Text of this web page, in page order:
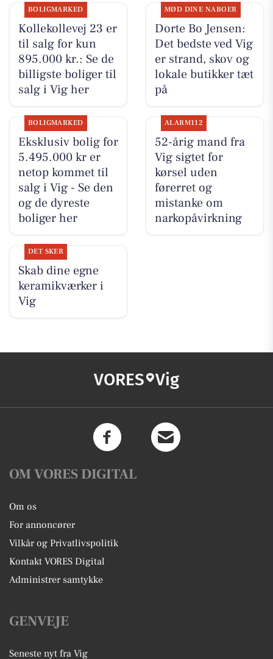
BOLIGMARKED
Kollekollevej 23 er
til salg for kun
895.000 kr.: Se de
billigste boliger til
salg i Vig her
MØD DINE NABOER
Dorte Bo Jensen:
Det bedste ved Vig
er strand, skov og
lokale butikker tæt
på
BOLIGMARKED
Eksklusiv bolig for
5.495.000 kr er
netop kommet til
salg i Vig - Se den
og de dyreste
boliger her
ALARM112
52-årig mand fra
Vig sigtet for
kørsel uden
førerret og
mistanke om
narkopåvirkning
DET SKER
Skab dine egne
keramikværker i
Vig
VORES Vig
OM VORES DIGITAL
Om os
For annoncører
Vilkår og Privatlivspolitik
Kontakt VORES Digital
Administrer samtykke
GENVEJE
Seneste nyt fra Vig